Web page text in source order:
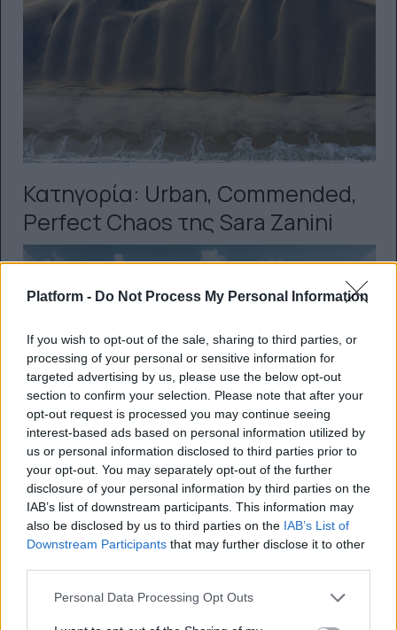
Platform - Do Not Process My Personal Information
If you wish to opt-out of the sale, sharing to third parties, or
processing of your personal or sensitive information for
targeted advertising by us, please use the below opt-out
section to confirm your selection. Please note that after your
opt-out request is processed you may continue seeing
interest-based ads based on personal information utilized by
us or personal information disclosed to third parties prior to
your opt-out. You may separately opt-out of the further
disclosure of your personal information by third parties on the
IAB’s list of downstream participants. This information may
also be disclosed by us to third parties on the IAB’s List of
Downstream Participants that may further disclose it to other
Personal Data Processing Opt Outs
Κατηγορία: Urban, Commended,
Perfect Chaos της Sara Zanini